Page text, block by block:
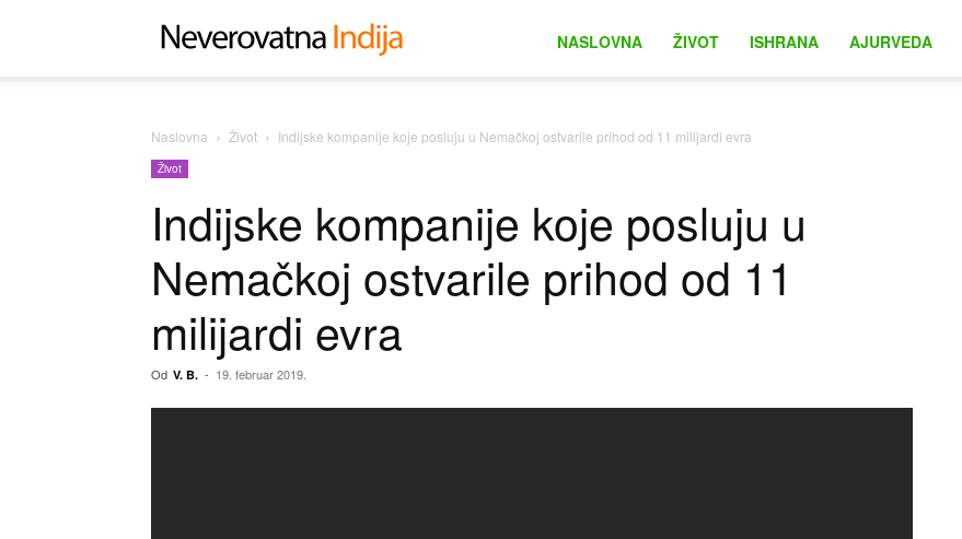
NASLOVNA ŽIVOT ISHRANA AJURVEDA
Naslovna Život Indijske kompanije koje posluju u Nemačkoj ostvarile prihod od 11 milijardi evra
Život
Indijske kompanije koje posluju u
Nemačkoj ostvarile prihod od 11
milijardi evra
Od V. B. - 19. februar 2019.